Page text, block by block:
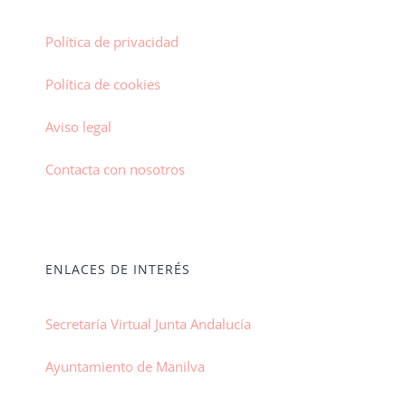
Política de privacidad
Política de cookies
Aviso legal
Contacta con nosotros
ENLACES DE INTERÉS
Secretaría Virtual Junta Andalucía
Ayuntamiento de Manilva